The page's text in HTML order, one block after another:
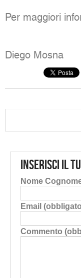
Per maggiori
Diego Mosna
Inserisci il
Nome
Email
Commento